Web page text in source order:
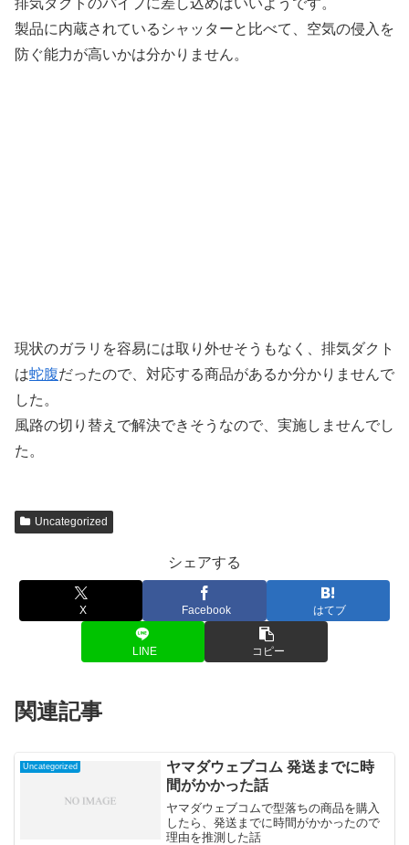
排気ダクトのパイプに差し込めばいいようです。
製品に内蔵されているシャッターと比べて、空気の侵入を
防ぐ能力が高いかは分かりません。
現状のガラリを容易には取り外せそうもなく、排気ダクト
は蛇腹だったので、対応する商品があるか分かりませんで
した。
風路の切り替えで解決できそうなので、実施しませんでし
た。
Uncategorized
シェアする
X Facebook はてブ
LINE コピー
関連記事
Uncategorized
ヤマダウェブコム 発送までに時
間がかかった話
ヤマダウェブコムで型落ちの商品を購入
したら、発送までに時間がかかったので
理由を推測した話